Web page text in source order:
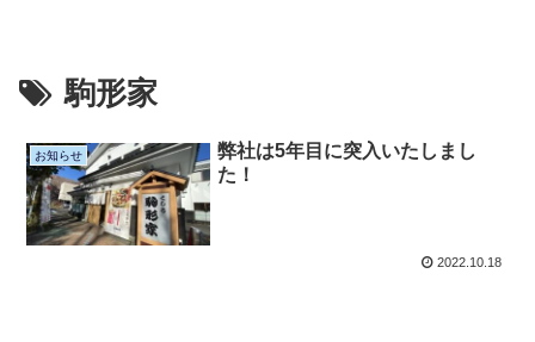
駒形家
お知らせ
弊社は5年目に突入いたしまし
た！
2022.10.18